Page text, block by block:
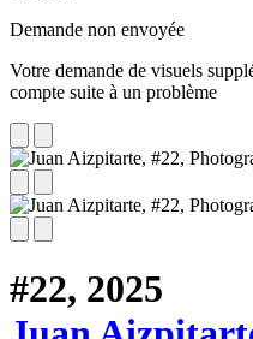
Demande non envoyée
Votre demande de visuels
compte suite à un problème
#22, 2025